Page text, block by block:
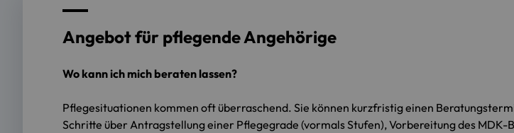
Angebot für pflegende Angehörige
Wo kann ich mich beraten lassen?
Pflegesituationen kommen oft überraschend. Sie können kurzfristig einen
Schritte über Antragstellung einer Pflegegrade (vormals Stufen), Vorbereitung des